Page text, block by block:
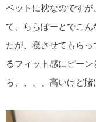
ベットに枕なのです
て、ららぽーとでこ
たが、寝させてもら
るフィット感にピー
ら、、、、高いけど賭